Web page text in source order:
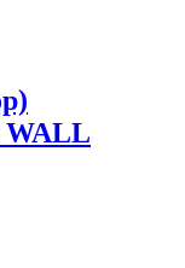
WALL